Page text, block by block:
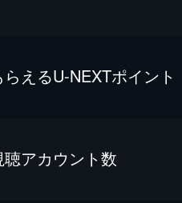
えるU-NEXTポイント
聴アカウント数